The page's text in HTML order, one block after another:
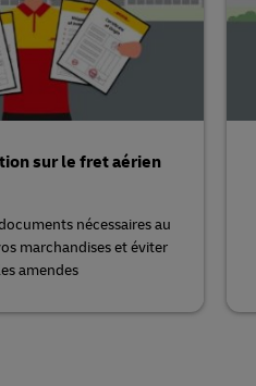
sur le fret aérien
nécessaires au
marchandises et éviter
amendes